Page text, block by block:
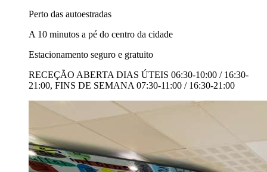
Perto das autoestradas
A 10 minutos a pé do centro da cidade
Estacionamento seguro e gratuito
RECEÇÃO ABERTA DIAS ÚTEIS 06:30-10:00 / 16:30-
21:00, FINS DE SEMANA 07:30-11:00 / 16:30-21:00